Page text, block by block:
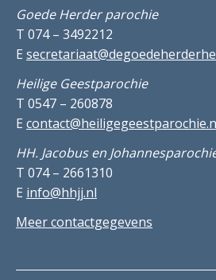
Goede Herder parochie
T 074 – 3492212
E
Heilige Geestparochie
T 0547 – 260878
E
HH. Jacobus en
T 074 – 2661310
E info@hhjj.nl
Meer contactgegevens